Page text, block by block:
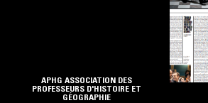
APHG ASSOCIATION DES
PROFESSEURS D'HISTOIRE ET
GÉOGRAPHIE